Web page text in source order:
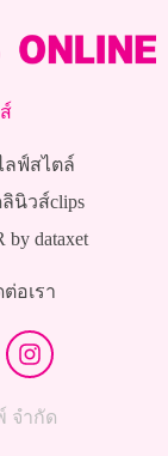
ลฟ์สไตล์
ลินิวส์clips
by dataxet
อเรา
จำกัด